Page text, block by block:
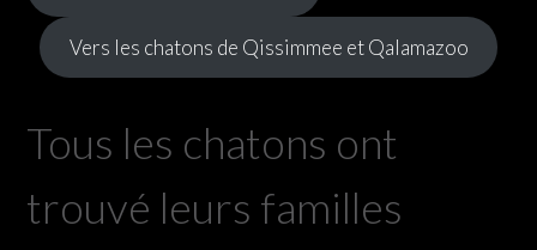
Vers les chatons de Qissimmee et Qalamazoo
Tous les chatons ont
trouvé leurs familles